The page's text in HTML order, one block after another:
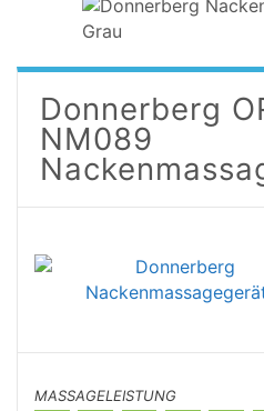
Donnerberg
NM089
MASSAGELEISTUNG